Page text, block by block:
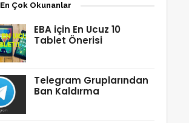
En Çok Okunanlar
EBA için En Ucuz 10
Tablet Önerisi
Telegram Gruplarından
Ban Kaldırma